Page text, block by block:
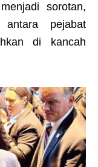
sorotan,
antara pejabat
di kancah